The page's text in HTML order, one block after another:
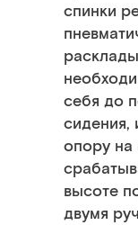
спинки
себя до
сидения,
опору на
высоте
двумя